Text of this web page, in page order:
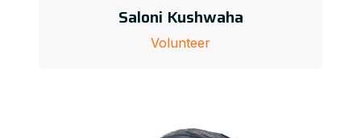
Saloni Kushwaha
Volunteer